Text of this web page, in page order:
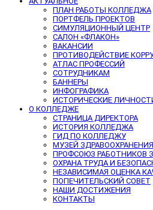
ПЛАН РАБОТЫ КОЛЛЕДЖА
ПОРТФЕЛЬ ПРОЕКТОВ
СИМУЛЯЦИОННЫЙ ЦЕНТР
САЛОН «ФЛАКОН»
ВАКАНСИИ
ПРОТИВОДЕЙСТВИЕ
АТЛАС ПРОФЕССИЙ
СОТРУДНИКАМ
БАННЕРЫ
ИНФОГРАФИКА
ИСТОРИЧЕСКИЕ
О КОЛЛЕДЖЕ
СТРАНИЦА ДИРЕКТОРА
ИСТОРИЯ КОЛЛЕДЖА
ГИД ПО КОЛЛЕДЖУ
МУЗЕЙ
ПРОФСОЮЗ РАБОТНИКОВ
ОХРАНА ТРУДА И
НЕЗАВИСИМАЯ ОЦЕНКА
ПОПЕЧИТЕЛЬСКИЙ СОВЕТ
НАШИ ДОСТИЖЕНИЯ
КОНТАКТЫ